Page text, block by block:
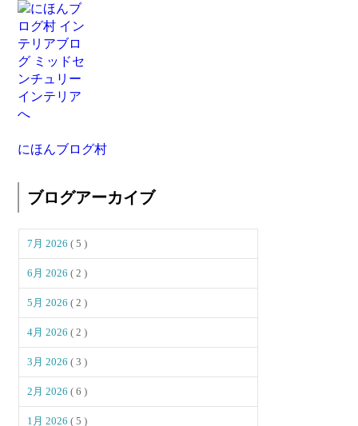
にほんブログ村
ブログアーカイブ
7月 2026( 5 )
6月 2026( 2 )
5月 2026( 2 )
4月 2026( 2 )
3月 2026( 3 )
2月 2026( 6 )
1月 2026( 5 )